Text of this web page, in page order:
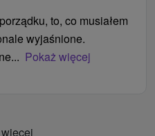
to, co musiałem
wyjaśnione.
Pokaż więcej